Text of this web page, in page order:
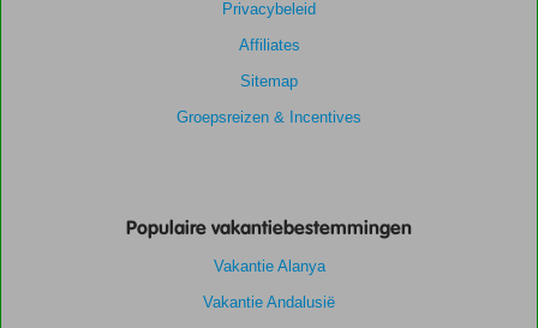
Privacybeleid
Affiliates
Sitemap
Groepsreizen & Incentives
Populaire vakantiebestemmingen
Vakantie Alanya
Vakantie Andalusië